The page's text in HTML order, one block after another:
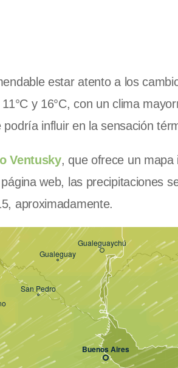
estar atento a los
y 16°C, con un clima
influir en la sensación
Ventusky, que ofrece un
web, las precipitaciones
aproximadamente.